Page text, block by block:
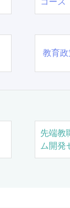
教育
先端教
ム開発